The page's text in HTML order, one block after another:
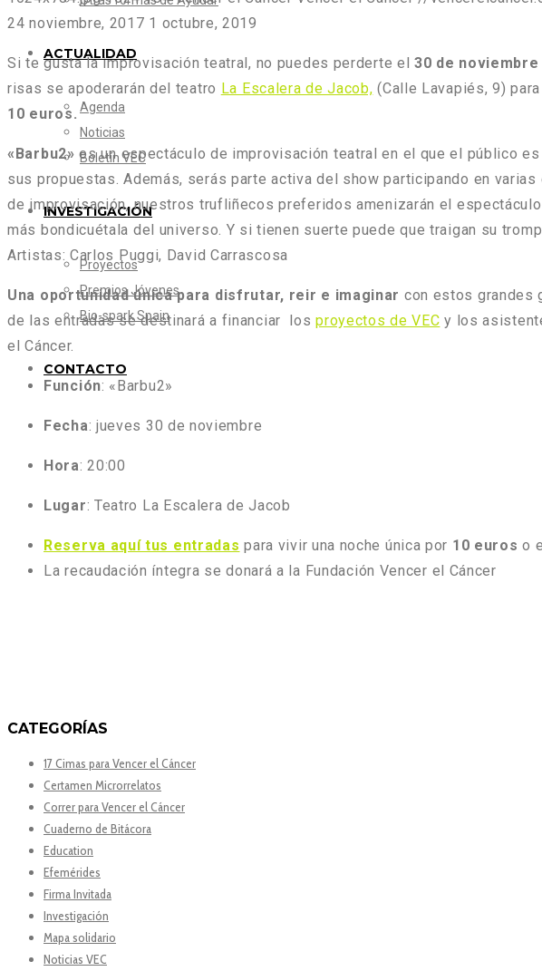
ACTUALIDAD
Agenda
Noticias
Boletín VEC
INVESTIGACIÓN
Proyectos
Premios Jóvenes
Bio-spark Spain
CONTACTO
24 noviembre, 2017 1 octubre, 2019
Si te gusta la improvisación teatral, no puedes perderte el30 de noviembre
risas se apoderarán del teatro La Escalera de Jacob, (Calle Lavapiés, 9)
10 euros.
«Barbu2» es un espectáculo de improvisación teatral en el que el público
sus propuestas. Además, serás parte activa del show participando en
de improvisación, nuestros trufliñecos preferidos amenizarán el
más bondicuétala del universo. Y si tienen suerte puede que traigan su
Artistas: Carlos Puggi, David Carrascosa
Una oportunidad única para disfrutar, reir e imaginar con estos grandes
de las entradas se destinará a financiar losproyectos de VEC y los
el Cáncer.
Función: «Barbu2»
Fecha: jueves 30 de noviembre
Hora: 20:00
Lugar: Teatro La Escalera de Jacob
Reserva aquí tus entradas para vivir una noche única por 10 euroso
La recaudación íntegra se donará a la Fundación Vencer el Cáncer
CATEGORÍAS
17 Cimas para Vencer el Cáncer
Certamen Microrrelatos
Correr para Vencer el Cáncer
Cuaderno de Bitácora
Education
Efemérides
Firma Invitada
Investigación
Mapa solidario
Noticias VEC